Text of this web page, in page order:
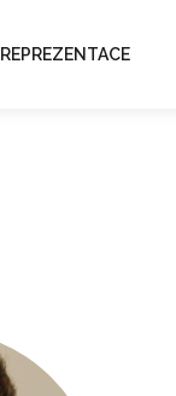
REPREZENTACE